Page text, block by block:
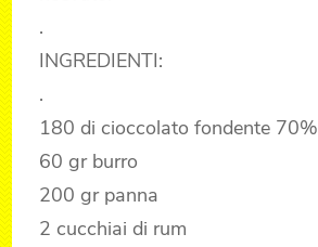
.
INGREDIENTI:
.
180 di cioccolato fondente 70%
60 gr burro
200 gr panna
2 cucchiai di rum